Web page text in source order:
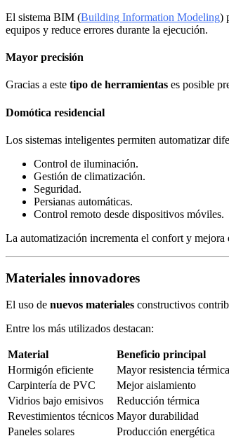
El sistema BIM (Building Information Modeling)
equipos y reduce errores durante la ejecución.
Mayor precisión
Gracias a este tipo de herramientas es posible
Domótica residencial
Los sistemas inteligentes permiten automatizar
Control de iluminación.
Gestión de climatización.
Seguridad.
Persianas automáticas.
Control remoto desde dispositivos móviles.
La automatización incrementa el confort y
Materiales innovadores
El uso de nuevos materiales constructivos
Entre los más utilizados destacan:
Material
Beneficio principal
Hormigón eficiente
Mayor resistencia térmica
Carpintería de PVC
Mejor aislamiento
Vidrios bajo emisivos
Reducción térmica
Revestimientos técnicos Mayor durabilidad
Paneles solares
Producción energética